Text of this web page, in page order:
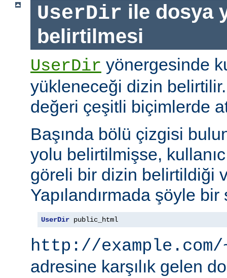
UserDir ile dosya
belirtilmesi
UserDir yönergesinde
yükleneceği dizin
değeri çeşitli biçimlerde
Başında bölü çizgisi
yolu belirtilmişse,
göreli bir dizin belirtildiği
Yapılandırmada şöyle bir
UserDir public_html
http://example.com/
adresine karşılık gelen